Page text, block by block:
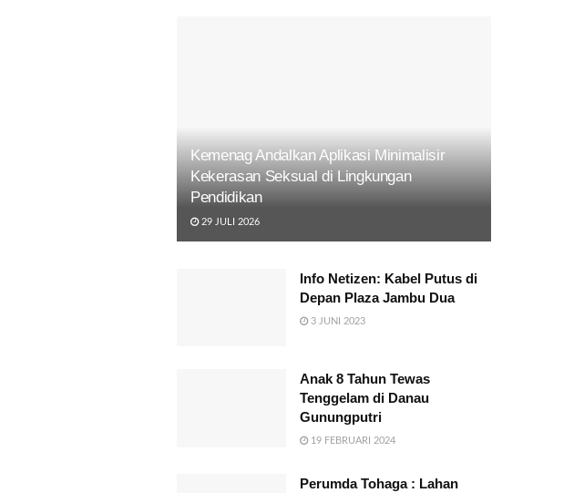
Kemenag Andalkan Aplikasi Minimalisir
Kekerasan Seksual di Lingkungan
Pendidikan
29 JULI 2026
Info Netizen: Kabel Putus di
Depan Plaza Jambu Dua
3 JUNI 2023
Anak 8 Tahun Tewas
Tenggelam di Danau
Gunungputri
19 FEBRUARI 2024
Perumda Tohaga : Lahan